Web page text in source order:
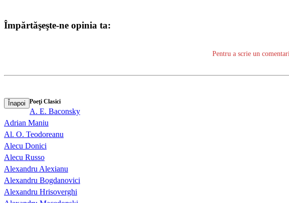
Împărtăşeşte-ne opinia ta:
Pentru a scrie un
Înapoi Poeţi Clasici
A. E. Baconsky
Adrian Maniu
Al. O. Teodoreanu
Alecu Donici
Alecu Russo
Alexandru Alexianu
Alexandru Bogdanovici
Alexandru Hrisoverghi